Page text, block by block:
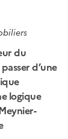
du
d’une
logique